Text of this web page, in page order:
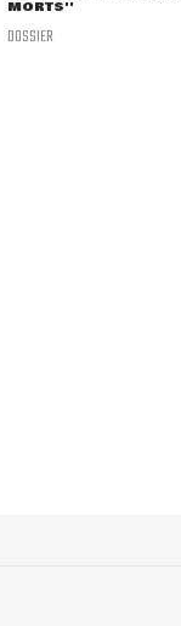
MORTS''
DOSSIER